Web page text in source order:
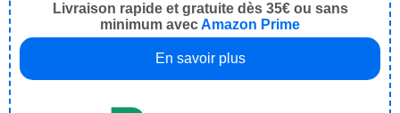
Livraison rapide et gratuite dès 35€ ou sans
minimum avecAmazon Prime
En savoir plus